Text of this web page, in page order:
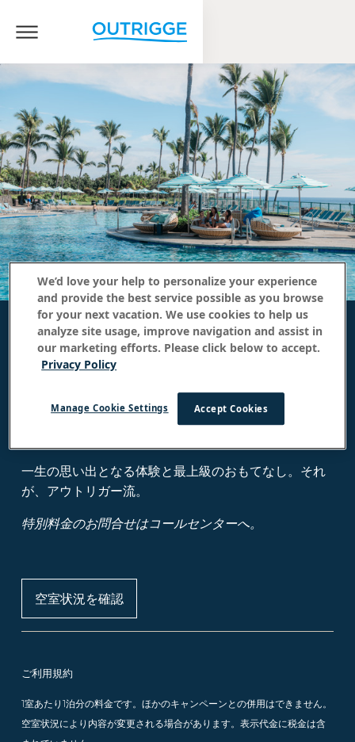
最大25%オフ
一生の思い出となる体験と最上級のおもてなし。それ
が、アウトリガー流。
特別料金のお問合せはコールセンターへ。
空室状況を確認
ご利用規約
1室あたり1泊分の料金です。ほかのキャンペーンとの併用はできません。
空室状況により内容が変更される場合があります。表示代金に税金は含
We’d love your help to personalize your experience
and provide the best service possible as you browse
for your next vacation. We use cookies to help us
analyze site usage, improve navigation and assist in
our marketing efforts. Please click below to accept.
Privacy Policy
Accept Cookies
Manage Cookie Settings